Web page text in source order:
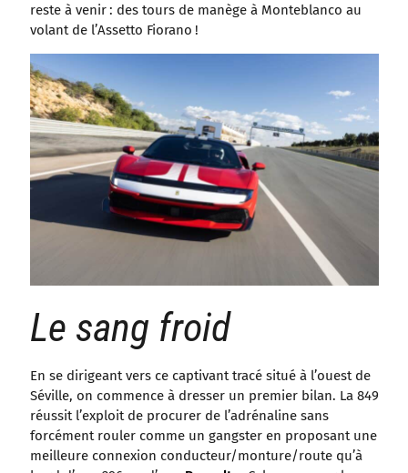
reste à venir : des tours de manège à Monteblanco au
volant de l’Assetto Fiorano !
Le sang froid
En se dirigeant vers ce captivant tracé situé à l’ouest de
Séville, on commence à dresser un premier bilan. La 849
réussit l’exploit de procurer de l’adrénaline sans
forcément rouler comme un gangster en proposant une
meilleure connexion conducteur/monture/route qu’à